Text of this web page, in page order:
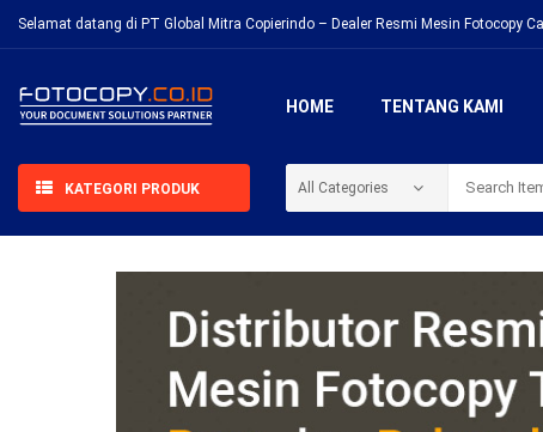
Selamat datang di PT Global Mitra Copierindo – Dealer Resmi Mesin Fotocopy
HOME TENTANG KAMI
KATEGORI PRODUK